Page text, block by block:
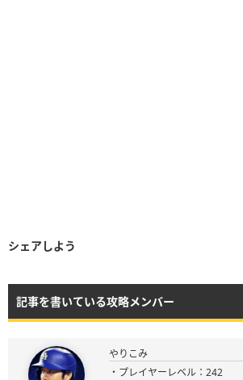
シェアしよう
記事を書いている攻略メンバー
やりこみ
・プレイヤーレベル：242